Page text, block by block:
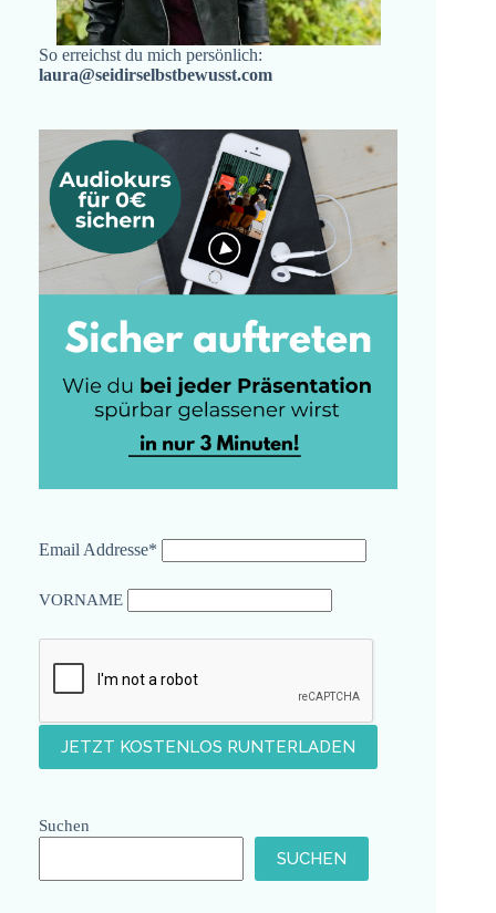
So erreichst du mich persönlich:
laura@seidirselbstbewusst.com
Email Addresse*
VORNAME
Suchen
SUCHEN